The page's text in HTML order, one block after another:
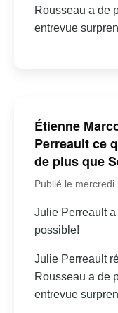
Rousseau a de
entrevue
Étienne
Perreault ce
de plus que
Publié le
Julie Perreault
possible!
Julie Perreault
Rousseau a de
entrevue